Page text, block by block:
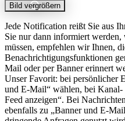
Bild vergrößern
Jede Notification reißt Sie aus
Sie nur dann informiert werden,
müssen, empfehlen wir Ihnen,
Benachrichtigungsfunktionen
Mail oder per Banner erinnert
Unser Favorit: bei persönlicher
und E-Mail“ wählen, bei
Feed anzeigen“. Bei
ebenfalls zu „Banner und E-